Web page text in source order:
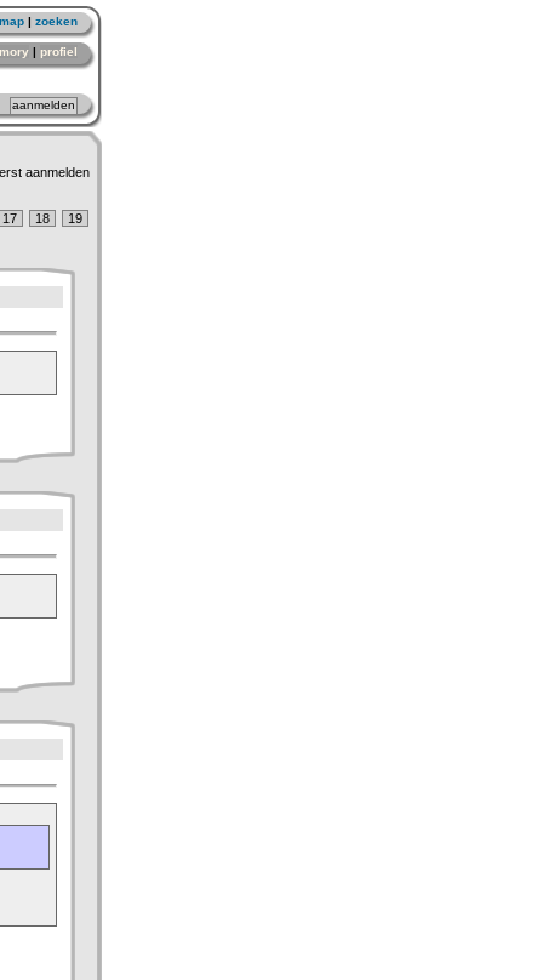
| zoeken
| profiel
aanmelden
17 18 19